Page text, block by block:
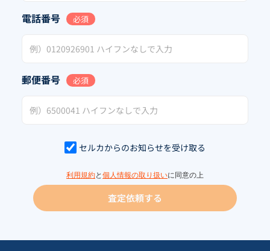
電話番号 必須
郵便番号 必須
セルカからのお知らせを受け取る
利用規約と 個人情報の取り扱いに同意の上
査定依頼する